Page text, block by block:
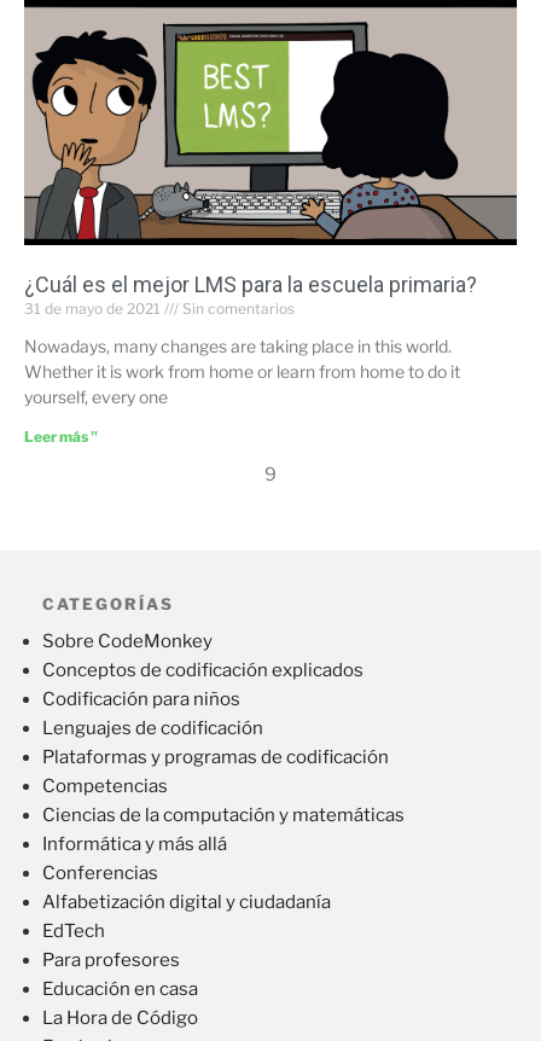
¿Cuál es el mejor LMS para la escuela primaria?
31 de mayo de 2021 Sin comentarios
Nowadays, many changes are taking place in this world.
Whether it is work from home or learn from home to do it
yourself, every one
Leer más "
9
CATEGORÍAS
Sobre CodeMonkey
Conceptos de codificación explicados
Codificación para niños
Lenguajes de codificación
Plataformas y programas de codificación
Competencias
Ciencias de la computación y matemáticas
Informática y más allá
Conferencias
Alfabetización digital y ciudadanía
EdTech
Para profesores
Educación en casa
La Hora de Código